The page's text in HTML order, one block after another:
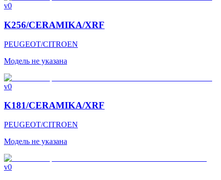
v0
K256/CERAMIKA/XRF
PEUGEOT/CITROEN
Модель не указана
v0
K181/CERAMIKA/XRF
PEUGEOT/CITROEN
Модель не указана
v0